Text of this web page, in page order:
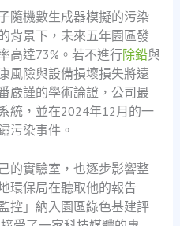
隨機數生成器模擬的污染
背景下，未來五年園區發
高達73%。若不進行除鉛與
風險與設備損壞損失將遠
嚴謹的學術論證，公司最
統，並在2024年12月的一
污染事件。
的實驗室，也逐步影響整
環保局在聽取他的報告
控」納入園區綠色基建評